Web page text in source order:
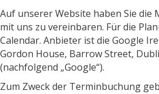
Auf unserer Website haben Sie die
mit uns zu vereinbaren. Für die
Calendar. Anbieter ist die Google
Gordon House, Barrow Street,
(nachfolgend „Google“).
Zum Zweck der Terminbuchung